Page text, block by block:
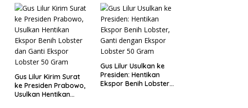
Gus Lilur Kirim Surat
ke Presiden Prabowo,
Usulkan Hentikan
Gus Lilur Usulkan ke
Presiden: Hentikan
Ekspor Benih Lobster,